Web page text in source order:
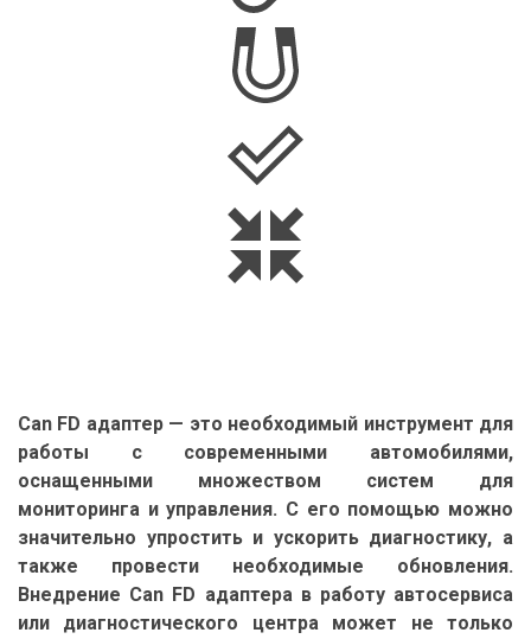
Can FD адаптер — это необходимый инструмент для
работы с современными автомобилями,
оснащенными множеством систем для
мониторинга и управления. С его помощью можно
значительно упростить и ускорить диагностику, а
также провести необходимые обновления.
Внедрение Can FD адаптера в работу автосервиса
или диагностического центра может не только